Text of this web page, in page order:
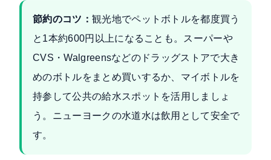
節約のコツ： 観光地でペットボトルを都度買う
と1本約600円以上になることも。スーパーや
CVS・Walgreensなどのドラッグストアで大き
めのボトルをまとめ買いするか、マイボトルを
持参して公共の給水スポットを活用しましょ
う。ニューヨークの水道水は飲用として安全で
す。